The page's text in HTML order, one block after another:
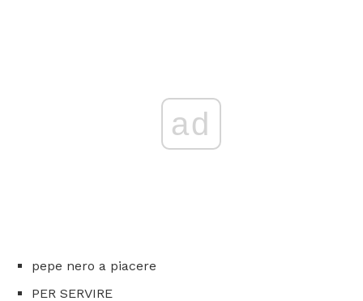
ad
pepe nero a piacere
PER SERVIRE